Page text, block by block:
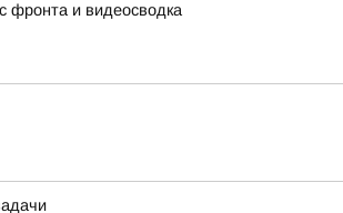
фронта и видеосводка